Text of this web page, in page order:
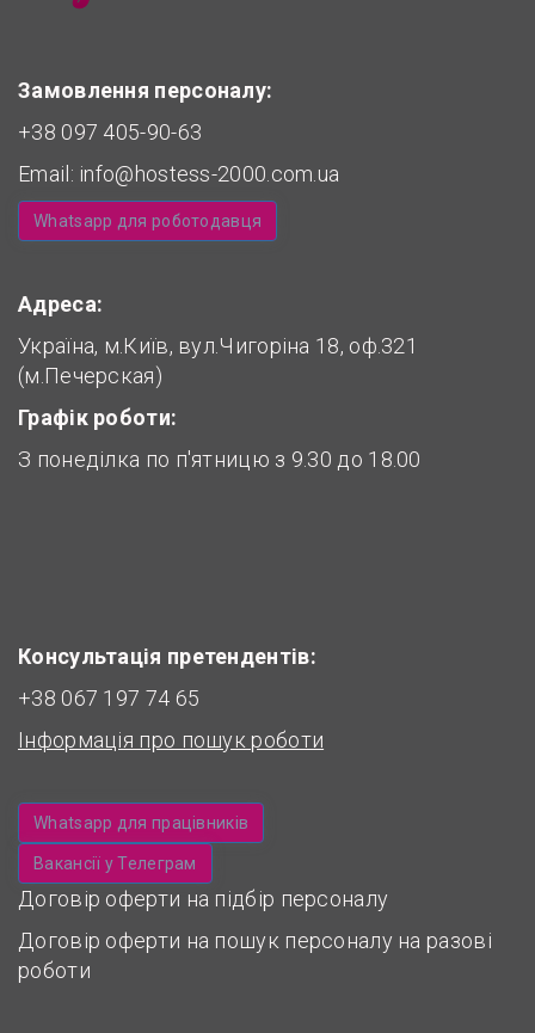
Замовлення персоналу:
+38 097 405-90-63
Email: info@hostess-2000.com.ua
Whatsapp для роботодавця
Адреса:
Україна, м.Київ, вул.Чигоріна 18, оф.321
(м.Печерская)
Графік роботи:
З понеділка по п'ятницю з 9.30 до 18.00
Консультація претендентів:
+38 067 197 74 65
Інформація про пошук роботи
Whatsapp для працівників
Вакансії у Телеграм
Договір оферти на підбір персоналу
Договір оферти на пошук персоналу на разові
роботи